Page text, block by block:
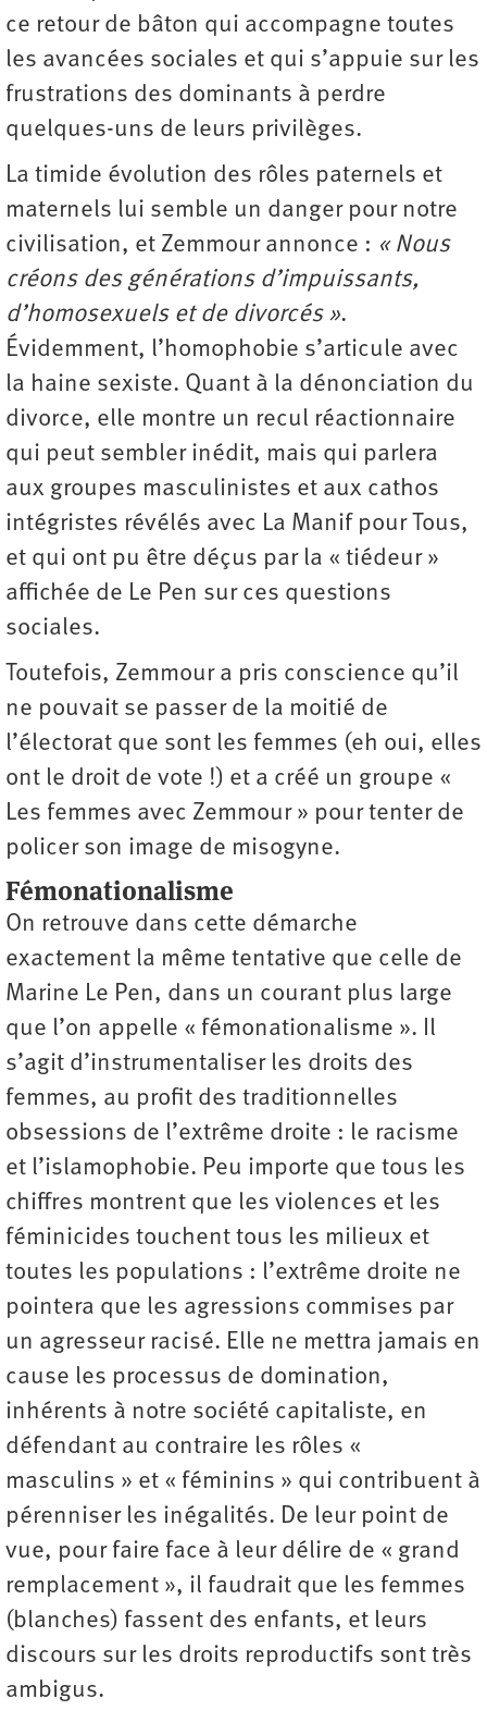
ce retour de bâton qui accompagne toutes
les avancées sociales et qui s’appuie sur les
frustrations des dominants à perdre
quelques-uns de leurs privilèges.
La timide évolution des rôles paternels et
maternels lui semble un danger pour notre
civilisation, et Zemmour annonce : « Nous
créons des générations d’impuissants,
d’homosexuels et de divorcés ».
Évidemment, l’homophobie s’articule avec
la haine sexiste. Quant à la dénonciation du
divorce, elle montre un recul réactionnaire
qui peut sembler inédit, mais qui parlera
aux groupes masculinistes et aux cathos
intégristes révélés avec La Manif pour Tous,
et qui ont pu être déçus par la « tiédeur »
affichée de Le Pen sur ces ­questions
sociales.
Toutefois, Zemmour a pris conscience qu’il
ne pouvait se passer de la moitié de
l’électorat que sont les femmes (eh oui, elles
ont le droit de vote !) et a créé un groupe «
Les femmes avec Zemmour » pour tenter de
policer son image de misogyne.
Fémonationalisme
On retrouve dans cette démarche
exactement la même tentative que celle de
Marine Le Pen, dans un courant plus large
que l’on appelle « fémonationalisme ». Il
s’agit d’instrumentaliser les droits des
femmes, au profit des traditionnelles
obsessions de l’extrême droite : le racisme
et l’islamophobie. Peu importe que tous les
chiffres montrent que les violences et les
féminicides touchent tous les milieux et
toutes les populations : l’extrême droite ne
pointera que les agressions commises par
un agresseur racisé. Elle ne mettra jamais en
cause les processus de domination,
inhérents à notre société capitaliste, en
défendant au contraire les rôles «
masculins » et « féminins » qui contribuent à
pérenniser les inégalités. De leur point de
vue, pour faire face à leur délire de « grand
remplacement », il faudrait que les femmes
(blanches) fassent des enfants, et leurs
discours sur les droits reproductifs sont très
ambigus.